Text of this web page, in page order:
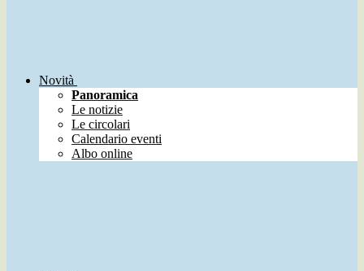
Novità
Panoramica
Le notizie
Le circolari
Calendario eventi
Albo online